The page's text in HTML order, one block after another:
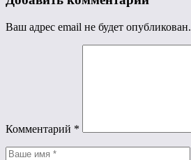
Ваш адрес email не будет опубликован.
Комментарий *